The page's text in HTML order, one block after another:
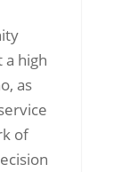
high
as
of